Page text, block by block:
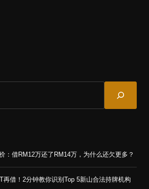
：借RM12万还了RM14万，为什么还欠更多？
再借！2分钟教你识别Top 5新山合法持牌机构